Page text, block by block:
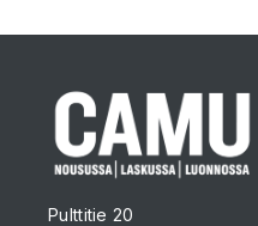
Pulttitie 20